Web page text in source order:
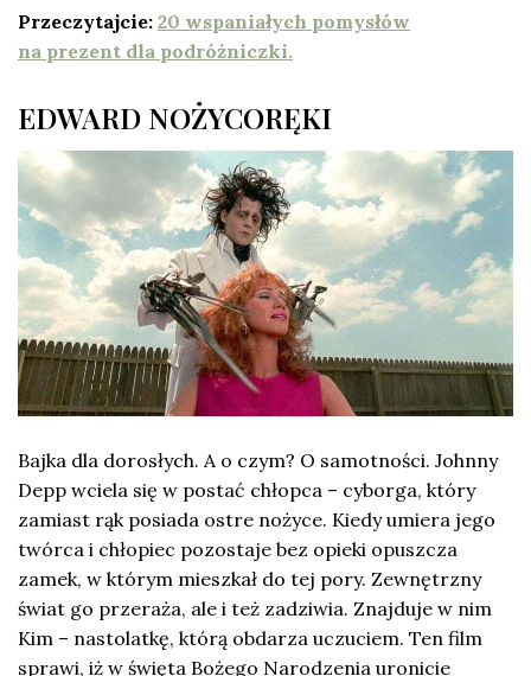
Przeczytajcie: 20 wspaniałych pomysłów
na prezent dla podróżniczki.
EDWARD NOŻYCORĘKI
Bajka dla dorosłych. A o czym? O samotności. Johnny
Depp wciela się w postać chłopca – cyborga, który
zamiast rąk posiada ostre nożyce. Kiedy umiera jego
twórca i chłopiec pozostaje bez opieki opuszcza
zamek, w którym mieszkał do tej pory. Zewnętrzny
świat go przeraża, ale i też zadziwia. Znajduje w nim
Kim – nastolatkę, którą obdarza uczuciem. Ten film
sprawi, iż w święta Bożego Narodzenia uronicie